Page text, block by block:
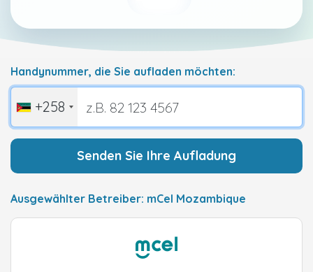
Handynummer, die Sie aufladen möchten:
+258
Senden Sie Ihre Aufladung
Ausgewählter Betreiber: mCel Mozambique